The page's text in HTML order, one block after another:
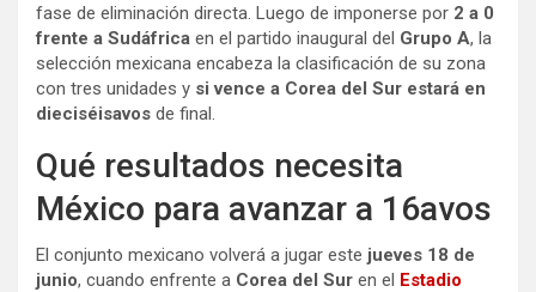
fase de eliminación directa. Luego de imponerse por 2 a 0
frente a Sudáfrica en el partido inaugural del Grupo A, la
selección mexicana encabeza la clasificación de su zona
con tres unidades y si vence a Corea del Sur estará en
dieciséisavos de final.
Qué resultados necesita
México para avanzar a 16avos
El conjunto mexicano volverá a jugar este jueves 18 de
junio, cuando enfrente a Corea del Sur en el Estadio